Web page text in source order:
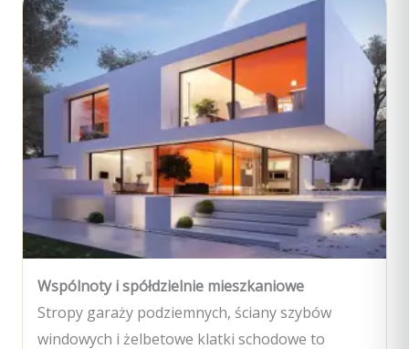
Wspólnoty i spółdzielnie mieszkaniowe
Stropy garaży podziemnych, ściany szybów
windowych i żelbetowe klatki schodowe to